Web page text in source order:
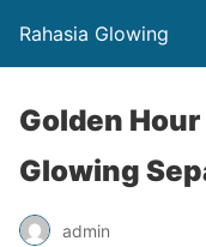
Rahasia Glowing
Golden
Glowing
admin